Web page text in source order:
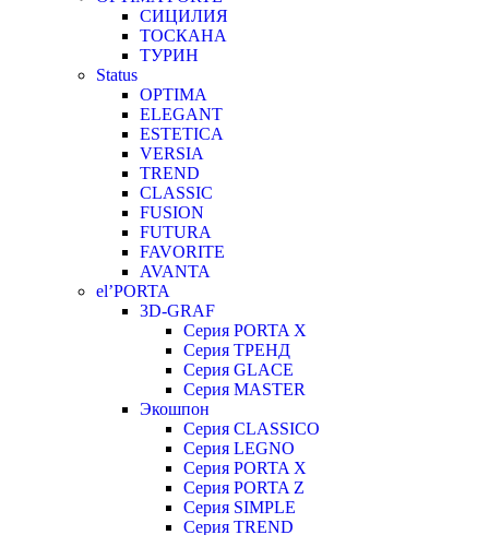
СИЦИЛИЯ
ТОСКАНА
ТУРИН
Status
OPTIMA
ELEGANT
ESTETICA
VERSIA
TREND
CLASSIC
FUSION
FUTURA
FAVORITE
AVANTA
el’PORTA
3D-GRAF
Серия PORTA X
Серия ТРЕНД
Серия GLACE
Серия MASTER
Экошпон
Серия CLASSICO
Серия LEGNO
Серия PORTA X
Серия PORTA Z
Серия SIMPLE
Серия TREND